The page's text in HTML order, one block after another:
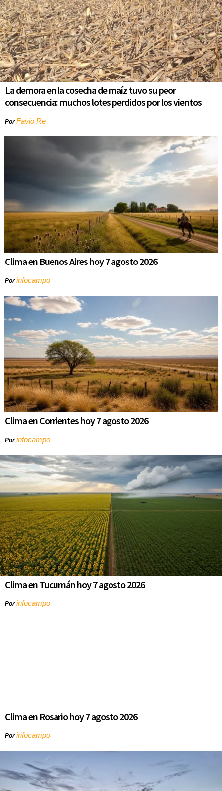
La demora en la cosecha de maíz tuvo su peor
consecuencia: muchos lotes perdidos por los vientos
PorFavio Re
Clima en Buenos Aires hoy 7 agosto 2026
Porinfocampo
Clima en Corrientes hoy 7 agosto 2026
Porinfocampo
Clima en Tucumán hoy 7 agosto 2026
Porinfocampo
Clima en Rosario hoy 7 agosto 2026
Porinfocampo